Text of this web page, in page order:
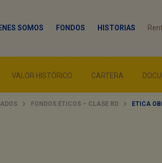
SOMOS FONDOS HISTORIAS
VALOR HISTÓRICO CARTERA
FONDOS ÉTICOS – CLASE RD ETICA